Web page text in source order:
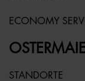
ECONOMY
STANDORTE